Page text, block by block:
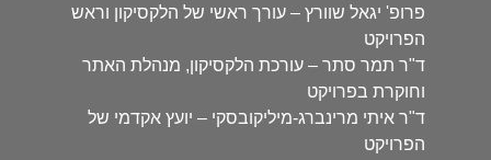
פרופ' יגאל שוורץ – עורך ראשי של הלקסיקון וראש
הפרויקט
ד"ר תמר סתר – עורכת הלקסיקון, מנהלת האתר
וחוקרת בפרויקט
ד"ר איתי מרינברג-מיליקובסקי – יועץ אקדמי של
הפרויקט